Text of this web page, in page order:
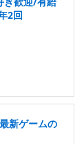
2回
新ゲームの